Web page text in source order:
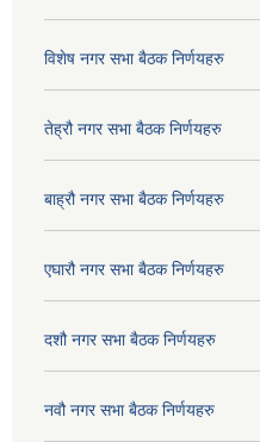
विशेष नगर सभा बैठक निर्णयहरु
तेह्रौ नगर सभा बैठक निर्णयहरु
बाह्रौ नगर सभा बैठक निर्णयहरु
एघारौ नगर सभा बैठक निर्णयहरु
दशौ नगर सभा बैठक निर्णयहरु
नवौ नगर सभा बैठक निर्णयहरु